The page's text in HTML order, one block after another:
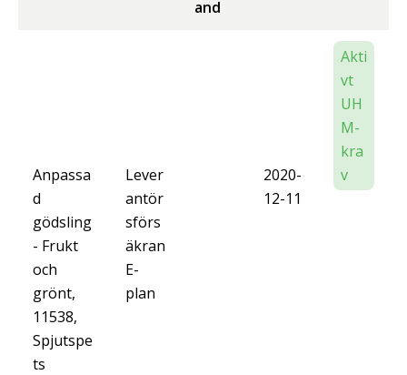
and
Anpassa
d
gödsling
- Frukt
och
grönt,
11538,
Spjutspe
ts
Lever
antör
sförs
äkran
E-
plan
2020-
12-11
Akti
vt
UH
M-
kra
v